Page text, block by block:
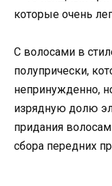
С волосами в
полупрически,
непринужденно,
изрядную долю
придания
сбора передних